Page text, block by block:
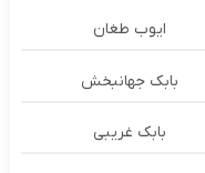
ایوب طغان
بابک جهانبخش
بابک غریبی